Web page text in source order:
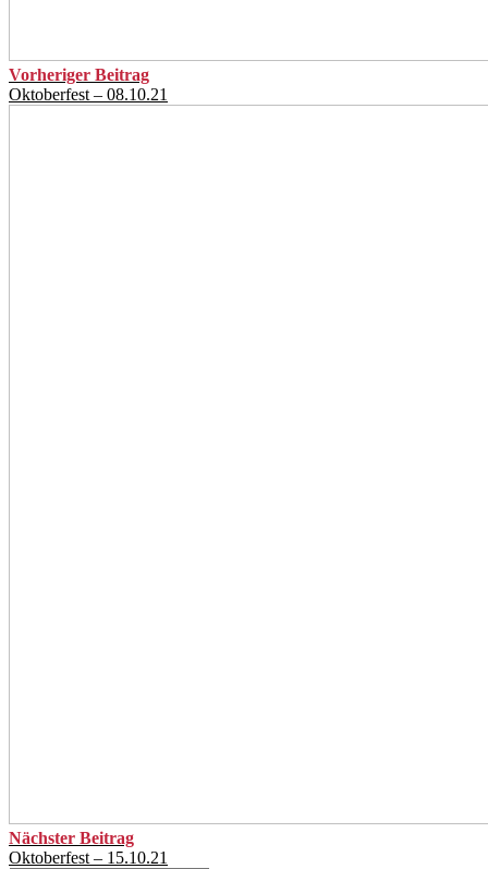
Vorheriger Beitrag
Oktoberfest – 08.10.21
Nächster Beitrag
Oktoberfest – 15.10.21